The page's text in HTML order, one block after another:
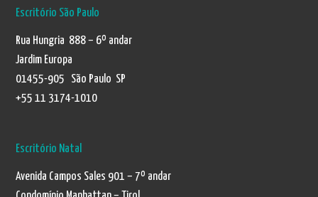
Escritório São Paulo
Rua Hungria 888 – 6º andar
Jardim Europa
01455-905 São Paulo SP
+55 11 3174-1010
Escritório Natal
Avenida Campos Sales 901 – 7º andar